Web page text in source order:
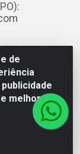
de
melhorar a
Jaboatão dos
0001-05